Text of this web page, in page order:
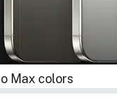
Max colors